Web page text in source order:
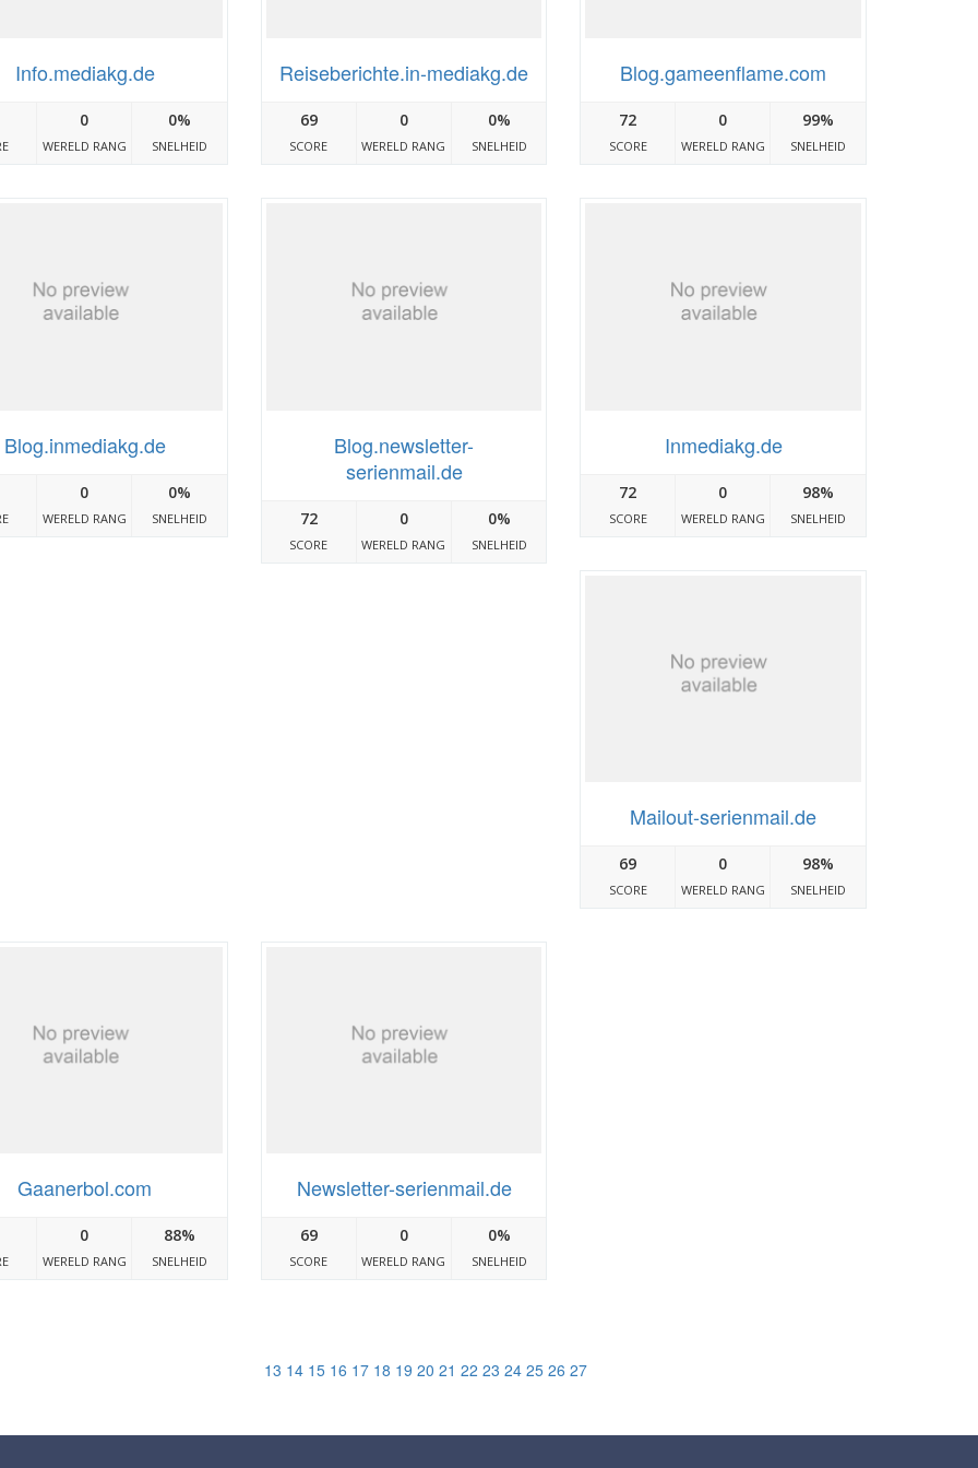
Info.mediakg.de
0
WERELD RANG
0%
SNELHEID
Reiseberichte.in-mediakg.de
69
SCORE
0
WERELD RANG
0%
SNELHEID
Blog.gameenflame.com
72
SCORE
0
WERELD RANG
99%
SNELHEID
Blog.inmediakg.de
0
WERELD RANG
0%
SNELHEID
Blog.newsletter-
serienmail.de
72
SCORE
0
WERELD RANG
0%
SNELHEID
Inmediakg.de
72
SCORE
0
WERELD RANG
98%
SNELHEID
Mailout-serienmail.de
69
SCORE
0
WERELD RANG
98%
SNELHEID
Gaanerbol.com
0
WERELD RANG
88%
SNELHEID
Newsletter-serienmail.de
69
SCORE
0
WERELD RANG
0%
SNELHEID
13 14 15 16 17 18 19 20 21 22 23 24 25 26 27